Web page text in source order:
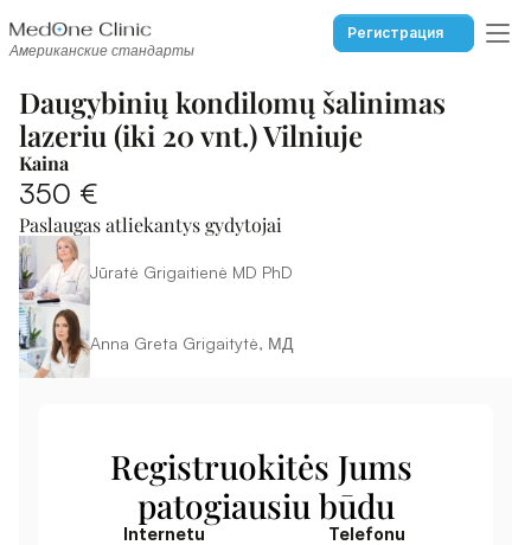
Американские стандарты
Регистрация
Daugybinių kondilomų šalinimas
lazeriu (iki 20 vnt.) Vilniuje
Kaina
350 €
Paslaugas atliekantys gydytojai
Jūratė Grigaitienė MD PhD
Anna Greta Grigaitytė, МД
Registruokitės Jums
patogiausiu būdu
Internetu
Telefonu